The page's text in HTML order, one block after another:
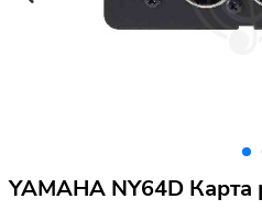
YAMAHA NY64D